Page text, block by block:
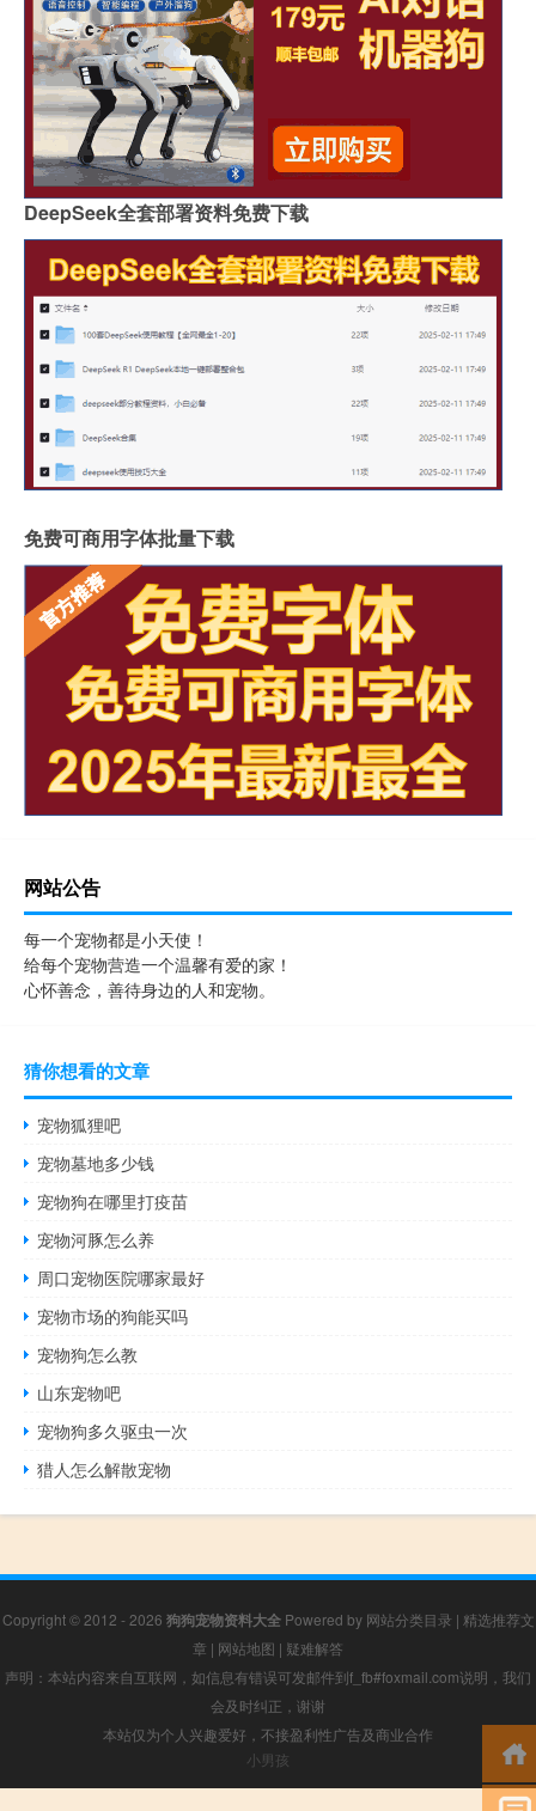
DeepSeek全套部署资料免费下载
免费可商用字体批量下载
网站公告
每一个宠物都是小天使！
给每个宠物营造一个温馨有爱的家！
心怀善念，善待身边的人和宠物。
猜你想看的文章
宠物狐狸吧
宠物墓地多少钱
宠物狗在哪里打疫苗
宠物河豚怎么养
周口宠物医院哪家最好
宠物市场的狗能买吗
宠物狗怎么教
山东宠物吧
宠物狗多久驱虫一次
猎人怎么解散宠物
Copyright © 2012 - 2026 狗狗宠物资料大全Powered by 网站分类目录 | 精选推荐文
章 | 网站地图 | 疑难解答
声明：本站内容来自互联网，如信息有错误可发邮件到f_fb#foxmail.com说明，我们
会及时纠正，谢谢
本站仅为个人兴趣爱好，不接盈利性广告及商业合作
小男孩